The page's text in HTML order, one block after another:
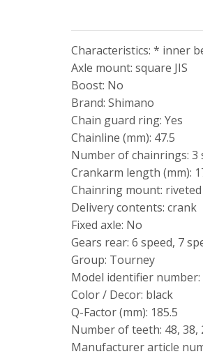
Characteristics: * inner
Axle mount: square JIS
Boost: No
Brand: Shimano
Chain guard ring: Yes
Chainline (mm): 47.5
Number of chainrings: 3
Crankarm length (mm):
Chainring mount: riveted
Delivery contents: crank
Fixed axle: No
Gears rear: 6 speed, 7
Group: Tourney
Model identifier number:
Color / Decor: black
Q-Factor (mm): 185.5
Number of teeth: 48, 38,
Manufacturer article